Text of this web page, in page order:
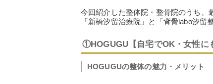
今回紹介した整体院・整骨院のうち、
「新橋汐留治療院」と「背骨labo汐留
①HOGUGU【自宅でOK・女性に
HOGUGUの整体の魅力・メリット